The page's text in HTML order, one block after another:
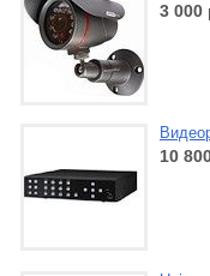
3 000
10